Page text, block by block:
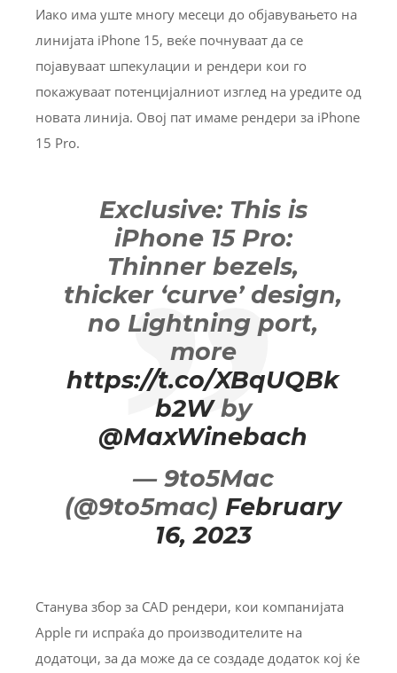
Иако има уште многу месеци до објавувањето на
линијата iPhone 15, веќе почнуваат да се
појавуваат шпекулации и рендери кои го
покажуваат потенцијалниот изглед на уредите од
новата линија. Овој пат имаме рендери за iPhone
15 Pro.
Exclusive: This is
iPhone 15 Pro:
Thinner bezels,
thicker ‘curve’ design,
no Lightning port,
more
https://t.co/XBqUQBk
b2Wby
@MaxWinebach
— 9to5Mac
(@9to5mac) February
16, 2023
Станува збор за CAD рендери, кои компанијата
Apple ги испраќа до производителите на
додатоци, за да може да се создаде додаток кој ќе